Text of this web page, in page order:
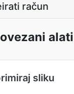
račun
alati
sliku